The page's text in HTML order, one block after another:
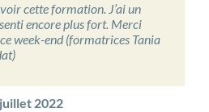
cette formation. J’ai un
encore plus fort. Merci
week-end (formatrices Tania
2022